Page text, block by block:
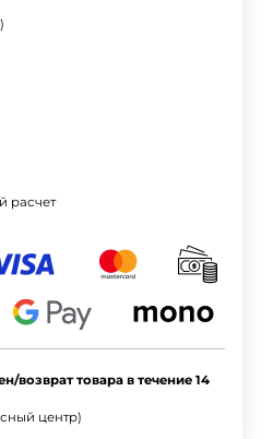
расчет
возврат товара в течение 14
центр)